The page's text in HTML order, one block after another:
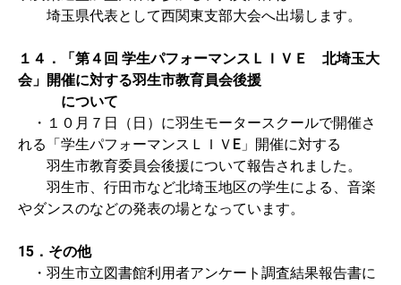
埼玉県代表として西関東支部大会へ出場します。
１４．「第４回 学生パフォーマンスＬＩＶＥ 北埼玉大
会」開催に対する羽生市教育員会後援
について
・１０月７日（日）に羽生モータースクールで開催さ
れる「学生パフォーマンスＬＩＶE」開催に対する
羽生市教育委員会後援について報告されました。
羽生市、行田市など北埼玉地区の学生による、音楽
やダンスのなどの発表の場となっています。
15．その他
・羽生市立図書館利用者アンケート調査結果報告書に